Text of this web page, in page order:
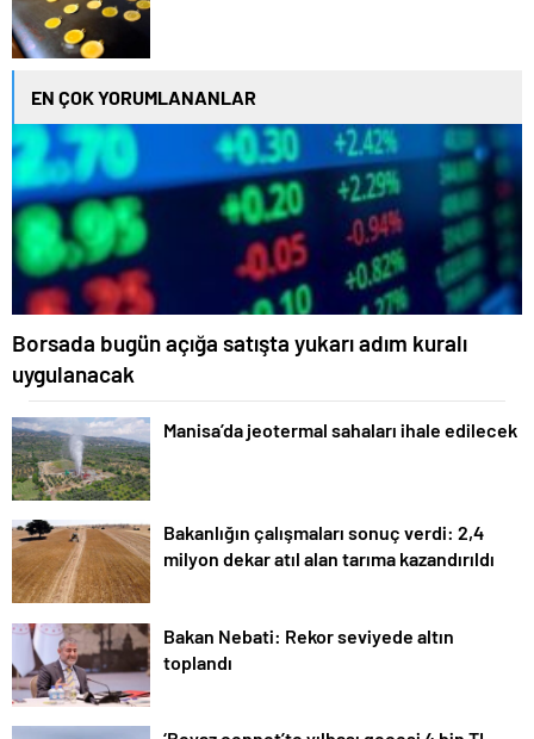
EN ÇOK YORUMLANANLAR
Borsada bugün açığa satışta yukarı adım kuralı
uygulanacak
Manisa’da jeotermal sahaları ihale edilecek
Bakanlığın çalışmaları sonuç verdi: 2,4
milyon dekar atıl alan tarıma kazandırıldı
Bakan Nebati: Rekor seviyede altın
toplandı